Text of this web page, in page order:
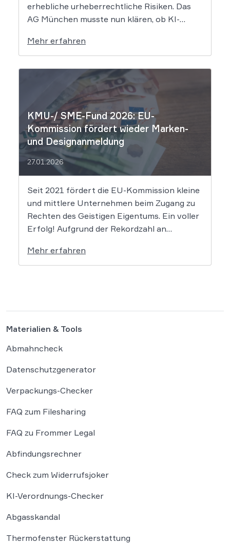
erhebliche urheberrechtliche Risiken. Das
AG München musste nun klären, ob KI-
Schöpfungsgrad erreichen, um rechtlichen
Schutz gegen Nachahmung zu genießen. Die
Entscheidung verdeutlicht, dass der bloße
Einsatz von Algorithmen ohne menschliche
Prägung den Schutzraum des […]
Mehr erfahren
KMU-/ SME-Fund 2026: EU-
Kommission fördert wieder Marken-
und Designanmeldung
27.01.2026
Seit 2021 fördert die EU-Kommission kleine
und mittlere Unternehmen beim Zugang zu
Rechten des Geistigen Eigentums. Ein voller
Erfolg! Aufgrund der Rekordzahl an
Powered for Business“ wurden die
zugewiesenen Mittel in den letzten Jahren
Mehr erfahren
Materialien & Tools
Abmahncheck
Datenschutzgenerator
Verpackungs-Checker
FAQ zum Filesharing
FAQ zu Frommer Legal
Abfindungsrechner
Check zum Widerrufsjoker
KI-Verordnungs-Checker
Abgasskandal
Thermofenster Rückerstattung